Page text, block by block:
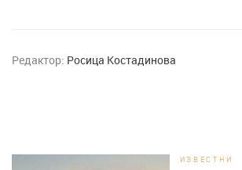
Редактор: Росица Костадинова
ИЗВЕСТНИ